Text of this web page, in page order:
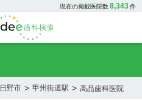
現在の掲載医院数8,343件
日野市 > 甲州街道駅 > 高品歯科医院